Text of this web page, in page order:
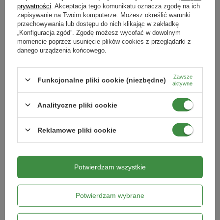
Mszyce, mączlik szklarniowy
Dawkowanie: 20 ml w 1 l wody dla roślin poniżej 50 cm,
wystarczy na 11,1 m²
Substancja czynna:
sól potasowa kwasów tłuszczowych (515
200 ml
Środek przeznaczony do stosowania przez użytkowników
nieprofesjonalnych.
Numer wpisu w rejestrze przedsiębiorców uprawnionych
do wprowadzania środków ochrony roślin do obrotu
PL22/15/9335
Symbol
5907102056827
Do jakich roślin
jabłoń grusza warzywa rośliny ozdobne
Na jakie szkodniki
mszyce
przędziorki mączliki
kwiecień maj czerwiec lipiec sierpień październik
Forma
Podmiot odpowiedzialny za ten produkt na terenie UE Więcej
Pytania klientów
Opinie naszych klientów
Produkty powiązane
prywatności . Akceptacja tego komunikatu oznacza zgodę na ich
zapisywanie na Twoim komputerze. Możesz określić warunki
przechowywania lub dostępu do nich klikając w zakładkę
„Konfiguracja zgód”. Zgodę możesz wycofać w dowolnym
momencie poprzez usunięcie plików cookies z przeglądarki z
danego urządzenia końcowego.
Funkcjonalne pliki cookie (niezbędne)
Zawsze
aktywne
Analityczne pliki cookie
Reklamowe pliki cookie
Potwierdzam wybrane
Potwierdzam wszystkie